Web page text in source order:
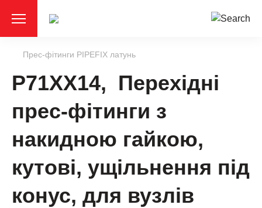
Прес-фітинги PIPEFIX латунь
P71XX14, Перехідні
прес-фітинги з
накидною гайкою,
кутові, ущільнення під
конус, для вузлів